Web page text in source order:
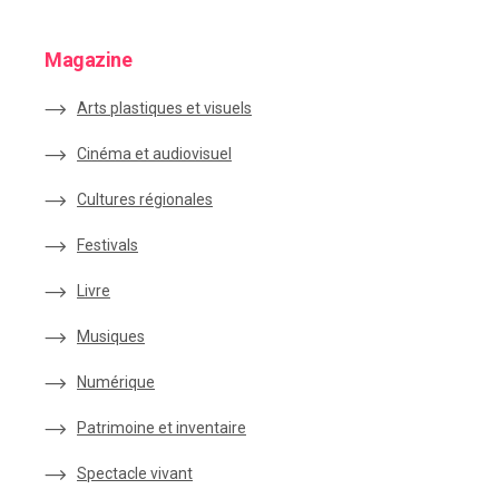
Magazine
Arts plastiques et visuels
Cinéma et audiovisuel
Cultures régionales
Festivals
Livre
Musiques
Numérique
Patrimoine et inventaire
Spectacle vivant